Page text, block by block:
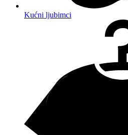
Kućni ljubimci